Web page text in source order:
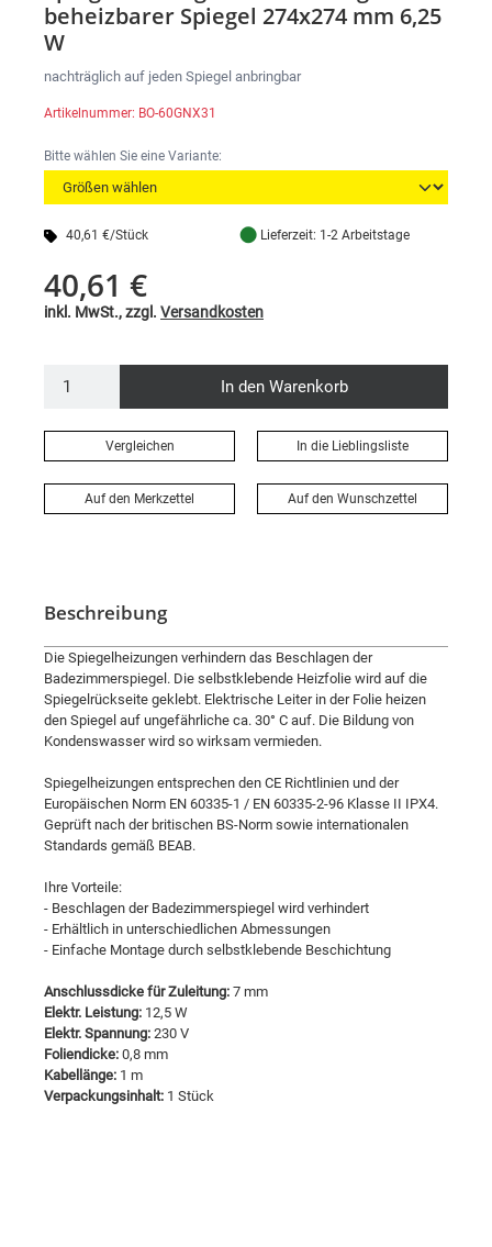
beheizbarer Spiegel 274x274 mm 6,25
W
nachträglich auf jeden Spiegel anbringbar
Artikelnummer: BO-60GNX31
Bitte wählen Sie eine Variante:
40,61 €/Stück ● Lieferzeit: 1-2 Arbeitstage
40,61 €
inkl. MwSt., zzgl. Versandkosten
In den Warenkorb
Vergleichen In die Lieblingsliste
Auf den Merkzettel Auf den Wunschzettel
Beschreibung
Die Spiegelheizungen verhindern das Beschlagen der
Badezimmerspiegel. Die selbstklebende Heizfolie wird auf die
Spiegelrückseite geklebt. Elektrische Leiter in der Folie heizen
den Spiegel auf ungefährliche ca. 30° C auf. Die Bildung von
Kondenswasser wird so wirksam vermieden.
Spiegelheizungen entsprechen den CE Richtlinien und der
Europäischen Norm EN 60335-1 / EN 60335-2-96 Klasse II IPX4.
Geprüft nach der britischen BS-Norm sowie internationalen
Standards gemäß BEAB.
Ihre Vorteile:
- Beschlagen der Badezimmerspiegel wird verhindert
- Erhältlich in unterschiedlichen Abmessungen
- Einfache Montage durch selbstklebende Beschichtung
Anschlussdicke für Zuleitung: 7 mm
Elektr. Leistung: 12,5 W
Elektr. Spannung: 230 V
Foliendicke: 0,8 mm
Kabellänge: 1 m
Verpackungsinhalt: 1 Stück